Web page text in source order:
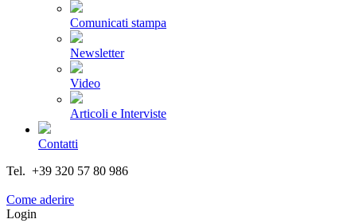
Comunicati stampa
Newsletter
Video
Articoli e Interviste
Contatti
Tel. +39 320 57 80 986
Come aderire
Login